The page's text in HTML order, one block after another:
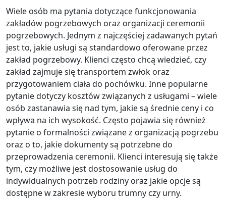
Wiele osób ma pytania dotyczące funkcjonowania
zakładów pogrzebowych oraz organizacji ceremonii
pogrzebowych. Jednym z najczęściej zadawanych pytań
jest to, jakie usługi są standardowo oferowane przez
zakład pogrzebowy. Klienci często chcą wiedzieć, czy
zakład zajmuje się transportem zwłok oraz
przygotowaniem ciała do pochówku. Inne popularne
pytanie dotyczy kosztów związanych z usługami – wiele
osób zastanawia się nad tym, jakie są średnie ceny i co
wpływa na ich wysokość. Często pojawia się również
pytanie o formalności związane z organizacją pogrzebu
oraz o to, jakie dokumenty są potrzebne do
przeprowadzenia ceremonii. Klienci interesują się także
tym, czy możliwe jest dostosowanie usług do
indywidualnych potrzeb rodziny oraz jakie opcje są
dostępne w zakresie wyboru trumny czy urny.